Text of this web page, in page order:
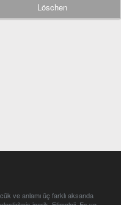
Löschen
ve anlamı üç farklı aksanda